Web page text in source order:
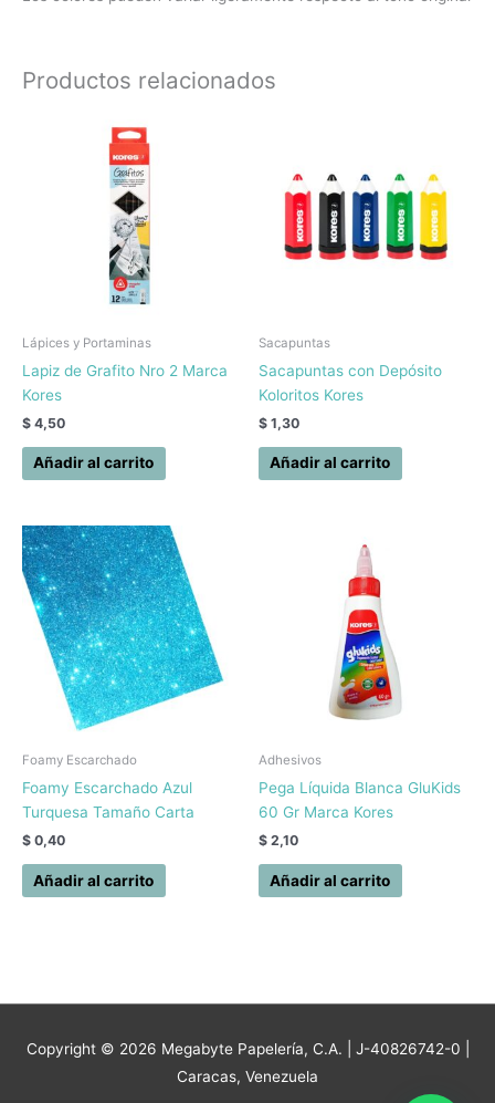
Productos relacionados
Lápices y Portaminas
Lapiz de Grafito Nro 2 Marca
Kores
$ 4,50
Añadir al carrito
Sacapuntas
Sacapuntas con Depósito
Koloritos Kores
$ 1,30
Añadir al carrito
Foamy Escarchado
Foamy Escarchado Azul
Turquesa Tamaño Carta
$ 0,40
Añadir al carrito
Adhesivos
Pega Líquida Blanca GluKids
60 Gr Marca Kores
$ 2,10
Añadir al carrito
Copyright © 2026 Megabyte Papelería, C.A. | J-40826742-0 |
Caracas, Venezuela